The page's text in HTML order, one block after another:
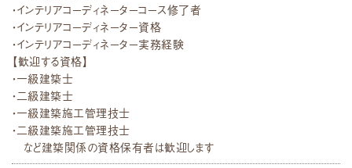
・インテリアコーディネーターコース修了者
・インテリアコーディネーター資格
・インテリアコーディネーター実務経験
【歓迎する資格】
・一級建築士
・二級建築士
・一級建築施工管理技士
・二級建築施工管理技士
など建築関係の資格保有者は歓迎します